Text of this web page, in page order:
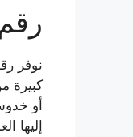
رقم
نوفر
كبيرة
أو
إليها